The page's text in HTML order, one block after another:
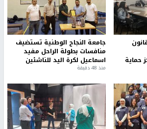
حماية
جامعة النجاح الوطنية تستضيف
منافسات بطولة الراحل مفيد
اسماعيل لكرة اليد للناشئين
منذ 48 دقيقة